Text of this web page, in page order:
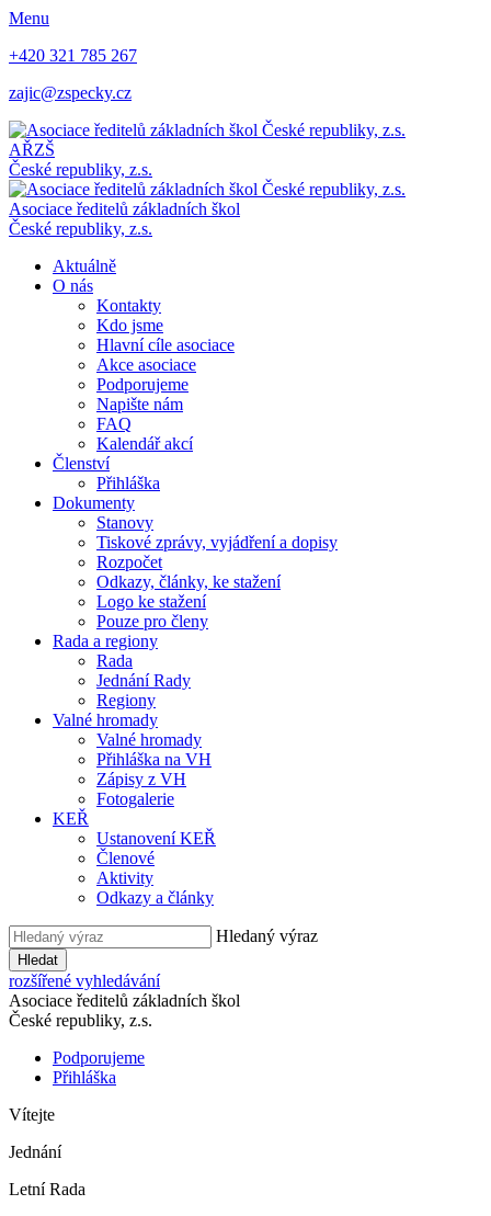
Menu
+420 321 785 267
zajic@zspecky.cz
AŘZŠ
České republiky, z.s.
Asociace ředitelů základních škol
České republiky, z.s.
Aktuálně
O nás
Kontakty
Kdo jsme
Hlavní cíle asociace
Akce asociace
Podporujeme
Napište nám
FAQ
Kalendář akcí
Členství
Přihláška
Dokumenty
Stanovy
Tiskové zprávy, vyjádření a dopisy
Rozpočet
Odkazy, články, ke stažení
Logo ke stažení
Pouze pro členy
Rada a regiony
Rada
Jednání Rady
Regiony
Valné hromady
Valné hromady
Přihláška na VH
Zápisy z VH
Fotogalerie
KEŘ
Ustanovení KEŘ
Členové
Aktivity
Odkazy a články
Hledaný výraz
Hledat
rozšířené vyhledávání
Asociace ředitelů základních škol
České republiky, z.s.
Podporujeme
Přihláška
Vítejte
Jednání
Letní Rada